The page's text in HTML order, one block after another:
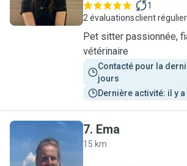
2 évaluations
1
client régulier
Pet sitter passionnée,
vétérinaire
Contacté pour la
jours
Dernière activité: il y
E
7. Ema
15 km